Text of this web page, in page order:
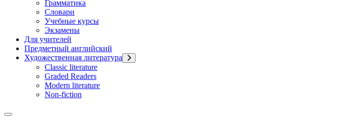
Грамматика
Словари
Учебные курсы
Экзамены
Для учителей
Предметный английский
Художественная литература
Classic literature
Graded Readers
Modern literature
Non-fiction